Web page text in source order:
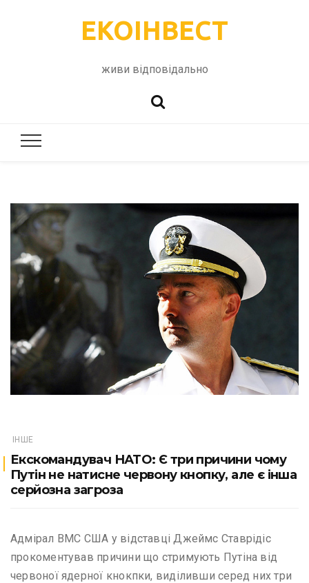
ЕКОІНВЕСТ
живи відповідально
ІНШЕ
Екскомандувач НАТО: Є три причини чому
Путін не натисне червону кнопку, але є інша
серйозна загроза
Адмірал ВМС США у відставці Джеймс Ставрідіс
прокоментував причини що стримують Путіна від
червоної ядерної кнокпки, виділивши серед них три